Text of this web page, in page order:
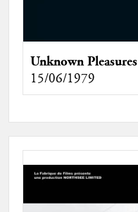
Unknown Pleasures
15/06/1979